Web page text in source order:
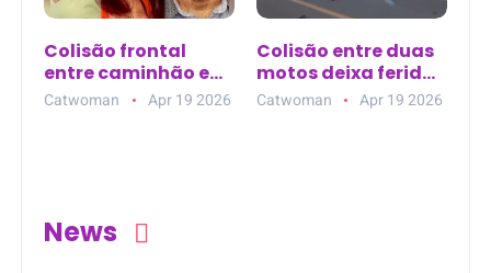
Colisão frontal
entre caminhão e
SUV deixa três
mortos na BR-101
Catwoman Apr 19 2026
Colisão entre duas
motos deixa feridos
na avenida
principal de Nova
Catwoman Apr 19 2026
News